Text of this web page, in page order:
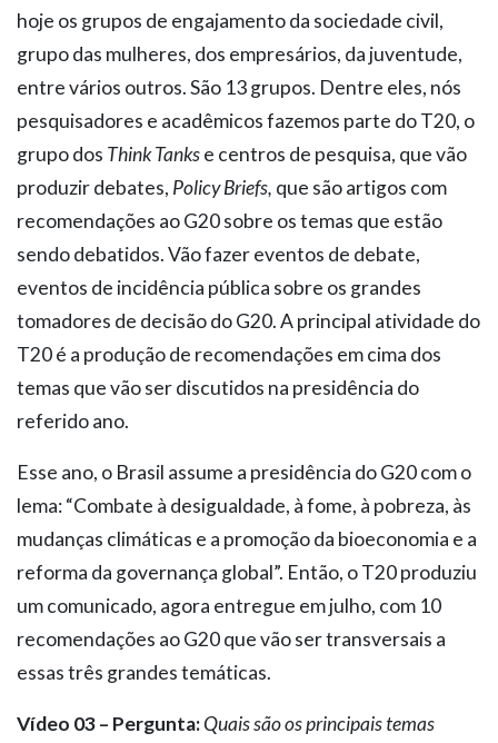
hoje os grupos de engajamento da sociedade civil,
grupo das mulheres, dos empresários, da juventude,
entre vários outros. São 13 grupos. Dentre eles, nós
pesquisadores e acadêmicos fazemos parte do T20, o
grupo dos Think Tankse centros de pesquisa, que vão
produzir debates, Policy Briefs, que são artigos com
recomendações ao G20 sobre os temas que estão
sendo debatidos. Vão fazer eventos de debate,
eventos de incidência pública sobre os grandes
tomadores de decisão do G20. A principal atividade do
T20 é a produção de recomendações em cima dos
temas que vão ser discutidos na presidência do
referido ano.
Esse ano, o Brasil assume a presidência do G20 com o
lema: “Combate à desigualdade, à fome, à pobreza, às
mudanças climáticas e a promoção da bioeconomia e a
reforma da governança global”. Então, o T20 produziu
um comunicado, agora entregue em julho, com 10
recomendações ao G20 que vão ser transversais a
essas três grandes temáticas.
Vídeo 03 – Pergunta:Quais são os principais temas